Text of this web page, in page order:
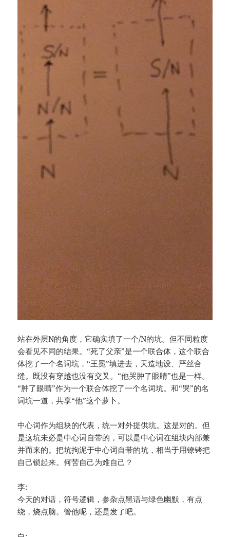
站在外层N的角度，它确实填了一个/N的坑。但不同粒度
会看见不同的结果。“死了父亲”是一个联合体，这个联合
体挖了一个名词坑，“王冕”填进去，天造地设、严丝合
缝。既没有穿越也没有交叉。“他哭肿了眼睛”也是一样。
“肿了眼睛”作为一个联合体挖了一个名词坑。和“哭”的名
词坑一道，共享“他”这个萝卜。
中心词作为组块的代表，统一对外提供坑。这是对的。但
是这坑未必是中心词自带的，可以是中心词在组块内部兼
并而来的。把坑拘泥于中心词自带的坑，相当于用镣铐把
自己锁起来。何苦自己为难自己？
李:
今天的对话，符号逻辑，参杂点黑话与绿色幽默，有点
绕，烧点脑。管他呢，还是发了吧。